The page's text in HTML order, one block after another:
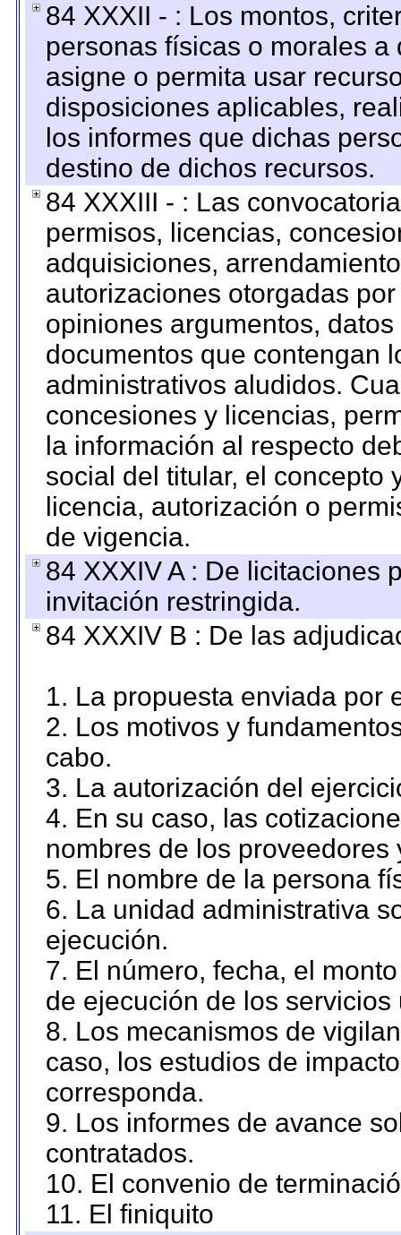
84 XXXII - : Los montos,
personas físicas o morales
asigne o permita usar
disposiciones aplicables,
los informes que dichas
destino de dichos recursos.
84 XXXIII - : Las
permisos, licencias,
adquisiciones,
autorizaciones otorgadas
opiniones argumentos,
documentos que contengan
administrativos aludidos.
concesiones y licencias,
la información al respecto
social del titular, el concepto
licencia, autorización o
de vigencia.
84 XXXIV A : De licitaciones
invitación restringida.
84 XXXIV B : De las
1. La propuesta enviada por
2. Los motivos y
cabo.
3. La autorización del
4. En su caso, las
nombres de los proveedores
5. El nombre de la persona
6. La unidad administrativa
ejecución.
7. El número, fecha, el
de ejecución de los servicios
8. Los mecanismos de
caso, los estudios de
corresponda.
9. Los informes de avance
contratados.
10. El convenio de
11. El finiquito